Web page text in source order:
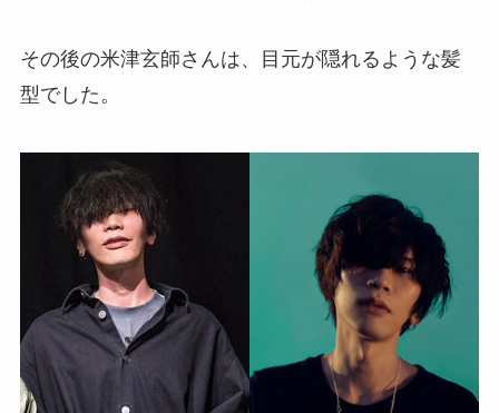
その後の米津玄師さんは、目元が隠れるような髪
型でした。